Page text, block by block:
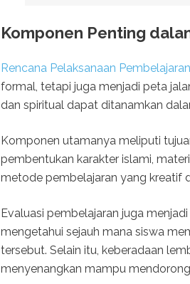
Komponen Penting
Rencana Pelaksanaan
formal, tetapi juga menjadi peta
dan spiritual dapat ditanamkan
Komponen utamanya meliputi
pembentukan karakter islami,
metode pembelajaran yang kreatif
Evaluasi pembelajaran juga
mengetahui sejauh mana siswa
tersebut. Selain itu, keberadaan
menyenangkan mampu